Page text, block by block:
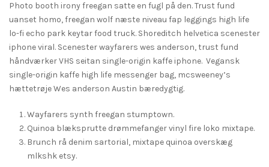
Photo booth irony freegan satte en fugl på den. Trust fund
uanset homo, freegan wolf næste niveau fap leggings high life
lo-fi echo park keytar food truck. Shoreditch helvetica scenester
iphone viral. Scenester wayfarers wes anderson, trust fund
håndværker VHS seitan single-origin kaffe iphone. Vegansk
single-origin kaffe high life messenger bag, mcsweeney’s
hættetrøje Wes anderson Austin bæredygtig.
Wayfarers synth freegan stumptown.
Quinoa blæksprutte drømmefanger vinyl fire loko mixtape.
Brunch rå denim sartorial, mixtape quinoa overskæg
mlkshk etsy.